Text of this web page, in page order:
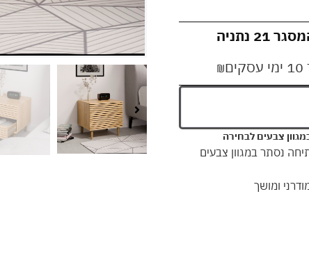
נתניה
₪
צבעים לבחירה
נסתר במגוון צבעים
ומושך